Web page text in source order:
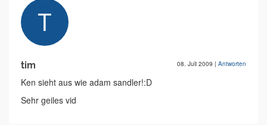
tim 08. Juli 2009 | Antworten
Ken sieht aus wie adam sandler!:D
Sehr geiles vid